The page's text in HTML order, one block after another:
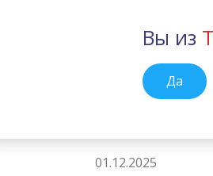
Вы из
Да
01.12.2025